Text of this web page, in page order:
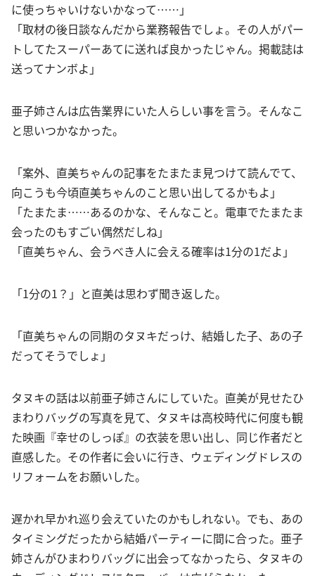
に使っちゃいけないかなって……」
「取材の後日談なんだから業務報告でしょ。その人がパー
トしてたスーパーあてに送れば良かったじゃん。掲載誌は
送ってナンボよ」
亜子姉さんは広告業界にいた人らしい事を言う。そんなこ
と思いつかなかった。
「案外、直美ちゃんの記事をたまたま見つけて読んでて、
向こうも今頃直美ちゃんのこと思い出してるかもよ」
「たまたま……あるのかな、そんなこと。電車でたまたま
会ったのもすごい偶然だしね」
「直美ちゃん、会うべき人に会える確率は1分の1だよ」
「1分の1？」と直美は思わず聞き返した。
「直美ちゃんの同期のタヌキだっけ、結婚した子、あの子
だってそうでしょ」
タヌキの話は以前亜子姉さんにしていた。直美が見せたひ
まわりバッグの写真を見て、タヌキは高校時代に何度も観
た映画『幸せのしっぽ』の衣装を思い出し、同じ作者だと
直感した。その作者に会いに行き、ウェディングドレスの
リフォームをお願いした。
遅かれ早かれ巡り会えていたのかもしれない。でも、あの
タイミングだったから結婚パーティーに間に合った。亜子
姉さんがひまわりバッグに出会ってなかったら、タヌキの